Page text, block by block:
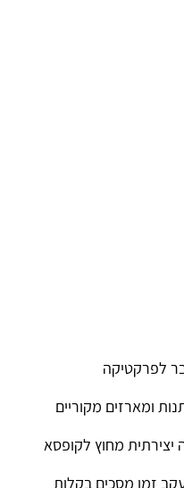
לפרקטיקה
ומארזים מקוריים
זמן מסכים בקלות